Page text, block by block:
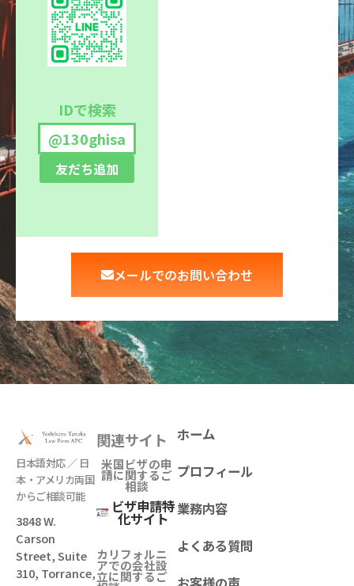
IDで検索
@130ghisa
友だち追加
メールでのお問い合わせ
日本語対応 ／ 日
本・アメリカ両国
からご相談可能
3848 W.
Carson
Street, Suite
310, Torrance,
関連サイト
米国ビザの申
請に関するご
相談
ビザ申請特
化サイト
カリフォルニ
アでの会社設
立に関するご
ホーム
プロフィール
業務内容
よくある質問